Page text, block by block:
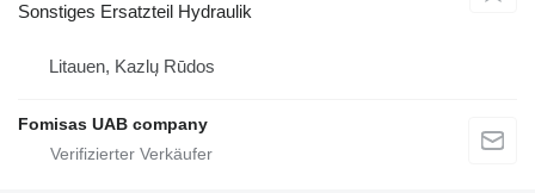
Sonstiges Ersatzteil Hydraulik
Litauen, Kazlų Rūdos
Fomisas UAB company